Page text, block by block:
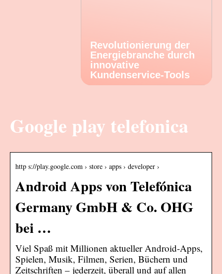
Revolutionierung der
Energiebranche durch
innovative
Kundenservice-Tools
Google play telefonica
http s://play.google.com › store › apps › developer ›
Android Apps von Telefónica
Germany GmbH & Co. OHG
bei …
Viel Spaß mit Millionen aktueller Android-Apps,
Spielen, Musik, Filmen, Serien, Büchern und
Zeitschriften – jederzeit, überall und auf allen